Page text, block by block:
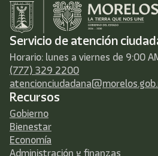
Servicio de atención
Horario: lunes a viernes de 9:00
(777) 329 2200
Recursos
Gobierno
Bienestar
Economía
Administración y finanzas